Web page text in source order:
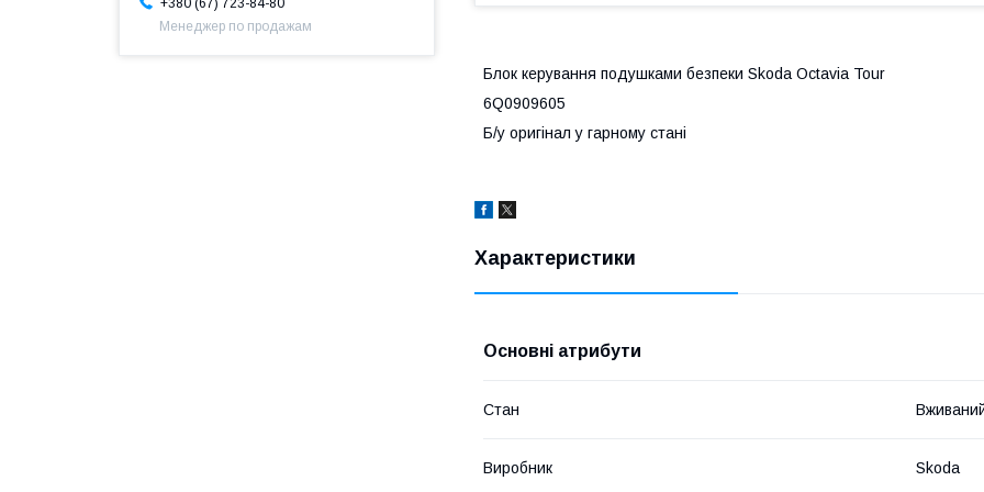
Блок керування подушками безпеки Skoda Octavia Tour
6Q0909605
Б/у оригінал у гарному стані
Характеристики
Основні атрибути
Стан
Виробник Skoda
+380 (67) 723-84-80
Менеджер по продажам